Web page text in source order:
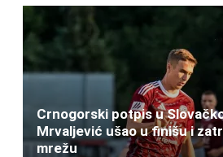
Crnogorski potpis u
Mrvaljević ušao u finišu i
mrežu